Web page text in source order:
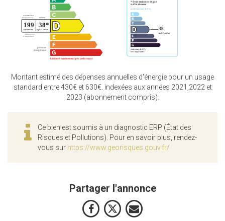
Montant estimé des dépenses annuelles d'énergie pour un usage
standard entre 430€ et 630€. indexées aux années 2021,2022 et
2023 (abonnement compris).
Ce bien est soumis à un diagnostic ERP (État des
Risques et Pollutions). Pour en savoir plus, rendez-
vous sur https://www.georisques.gouv.fr/
Partager l'annonce